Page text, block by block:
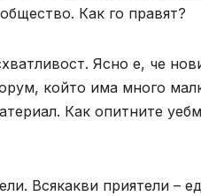
Как го правят?
Ясно е, че
който има много
Как опитните
Всякакви приятели –